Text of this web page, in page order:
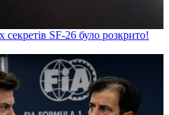
SF-26 було розкрито!